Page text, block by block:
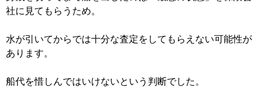
社に見てもらうため。
水が引いてからでは十分な査定をしてもらえない可能性が
あります。
船代を惜しんではいけないという判断でした。